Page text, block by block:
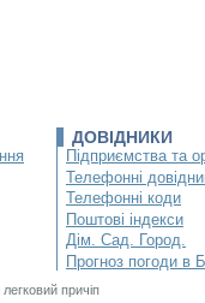
ДОВІДНИКИ
Підприємства та
Телефонні
Телефонні коди
Поштові індекси
Дім. Сад. Город.
Прогноз погоди в
причіп